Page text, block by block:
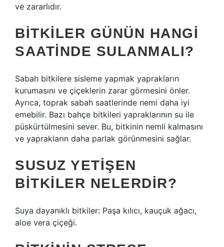
ve zararlıdır.
BITKILER GÜNÜN HANGI
SAATINDE SULANMALI?
Sabah bitkilere sisleme yapmak yaprakların
kurumasını ve çiçeklerin zarar görmesini önler.
Ayrıca, toprak sabah saatlerinde nemi daha iyi
emebilir. Bazı bahçe bitkileri yapraklarının su ile
püskürtülmesini sever. Bu, bitkinin nemli kalmasını
ve yaprakların daha parlak görünmesini sağlar.
SUSUZ YETIŞEN
BITKILER NELERDIR?
Suya dayanıklı bitkiler: Paşa kılıcı, kauçuk ağacı,
aloe vera çiçeği.